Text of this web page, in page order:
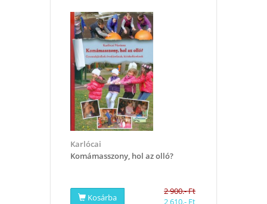
​Karlócai
Komámasszony, hol az olló?
Kosárba
2 900.- Ft
2 610.- Ft